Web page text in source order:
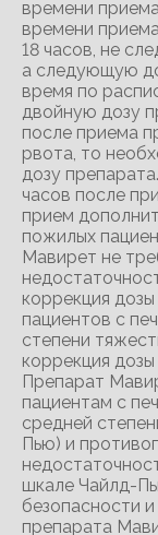
времени
времени
18 часов, не
а следующую
время по
двойную дозу
после приема
рвота, то
дозу
часов после
прием
пожилых
Мавирет не
коррекция
пациентов с
степени
коррекция
Препарат
пациентам с
средней
Пью) и
шкале Чайлд-
безопасности
препарата